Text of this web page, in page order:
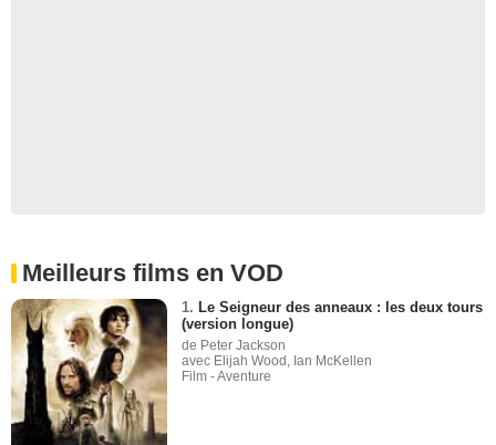
Meilleurs films en VOD
1. Le Seigneur des anneaux : les deux tours
(version longue)
de Peter Jackson
avec Elijah Wood, Ian McKellen
Film - Aventure